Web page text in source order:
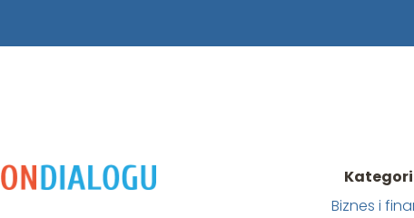
Biznes i